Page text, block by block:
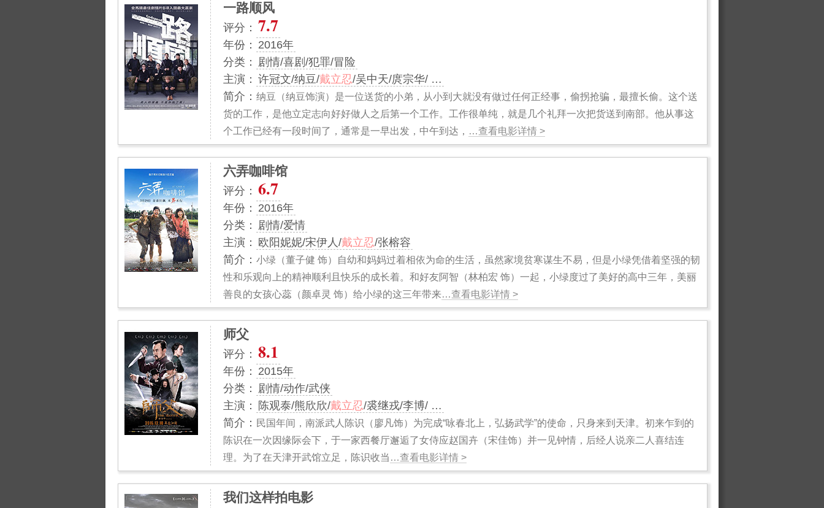
一路顺风
评分： 7.7
年份： 2016年
分类： 剧情/喜剧/犯罪/冒险
主演： 许冠文/纳豆/戴立忍/吴中天/庹宗华/ …
简介： 纳豆（纳豆饰演）是一位送货的小弟，从小到大就没有做过任何正经事，偷拐抢骗，最擅长偷。这个送
货的工作，是他立定志向好好做人之后第一个工作。工作很单纯，就是几个礼拜一次把货送到南部。他从事这
个工作已经有一段时间了，通常是一早出发，中午到达， …查看电影详情 >
六弄咖啡馆
评分： 6.7
年份： 2016年
分类： 剧情/爱情
主演：
欧阳妮妮/宋伊人/戴立忍/张榕容
简介： 小绿（董子健 饰）自幼和妈妈过着相依为命的生活，虽然家境贫寒谋生不易，但是小绿凭借着坚强的韧
性和乐观向上的精神顺利且快乐的成长着。和好友阿智（林柏宏 饰）一起，小绿度过了美好的高中三年，美丽
善良的女孩心蕊（颜卓灵 饰）给小绿的这三年带来…查看电影详情 >
师父
评分： 8.1
年份： 2015年
分类： 剧情/动作/武侠
主演：
陈观泰/熊欣欣/戴立忍/裘继戎/李博/ …
简介： 民国年间，南派武人陈识（廖凡饰）为完成“咏春北上，弘扬武学”的使命，只身来到天津。初来乍到的
陈识在一次因缘际会下，于一家西餐厅邂逅了女侍应赵国卉（宋佳饰）并一见钟情，后经人说亲二人喜结连
理。为了在天津开武馆立足，陈识收当 …查看电影详情 >
我们这样拍电影